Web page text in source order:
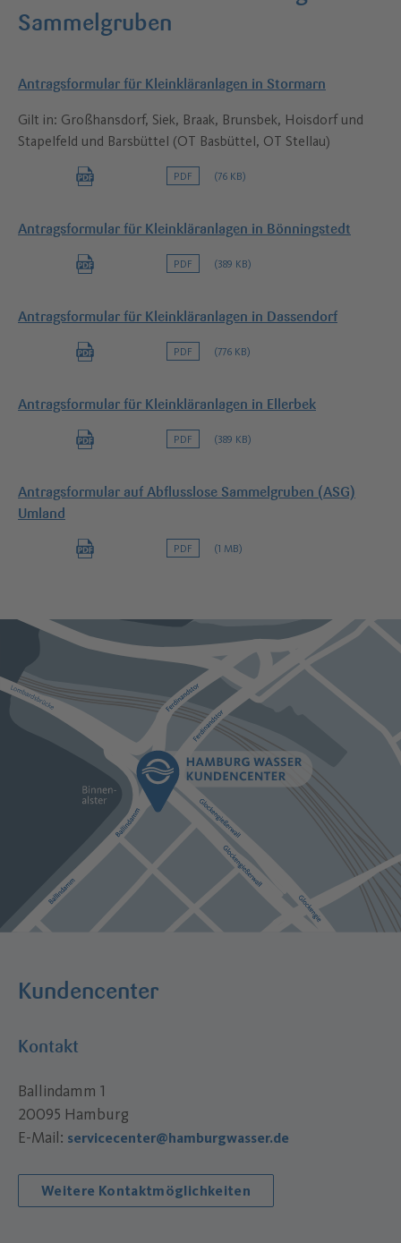
Sammelgruben
Antragsformular für Kleinkläranlagen in Stormarn
Gilt in: Großhansdorf, Siek, Braak, Brunsbek, Hoisdorf und
Stapelfeld und Barsbüttel (OT Basbüttel, OT Stellau)
PDF (76 KB)
Antragsformular für Kleinkläranlagen in Bönningstedt
PDF (389 KB)
Antragsformular für Kleinkläranlagen in Dassendorf
PDF (776 KB)
Antragsformular für Kleinkläranlagen in Ellerbek
PDF (389 KB)
Antragsformular auf Abflusslose Sammelgruben (ASG)
Umland
PDF (1 MB)
Kundencenter
Kontakt
Ballindamm 1
20095 Hamburg
E-Mail: servicecenter@hamburgwasser.de
Weitere Kontaktmöglichkeiten